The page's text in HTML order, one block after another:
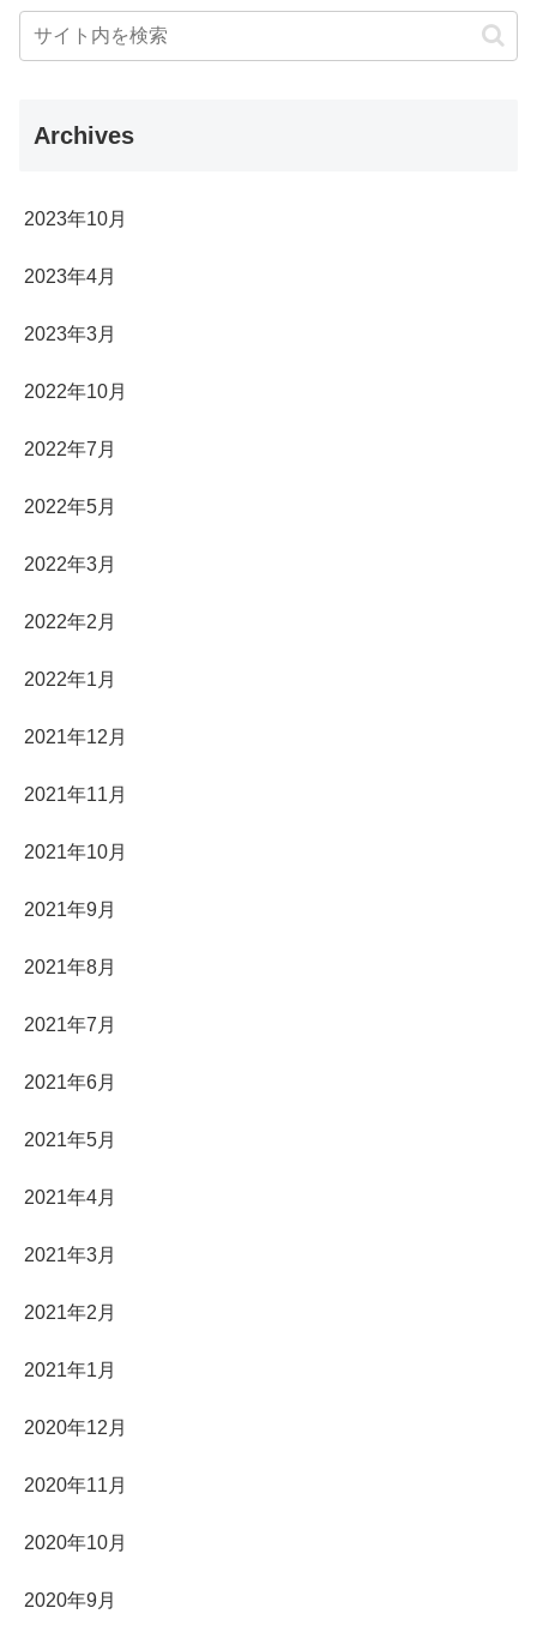
Archives
2023年10月
2023年4月
2023年3月
2022年10月
2022年7月
2022年5月
2022年3月
2022年2月
2022年1月
2021年12月
2021年11月
2021年10月
2021年9月
2021年8月
2021年7月
2021年6月
2021年5月
2021年4月
2021年3月
2021年2月
2021年1月
2020年12月
2020年11月
2020年10月
2020年9月